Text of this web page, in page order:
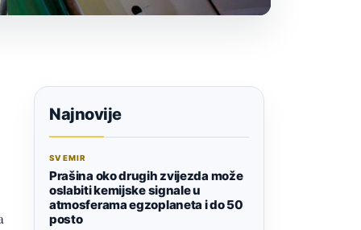
Najnovije
SVEMIR
Prašina oko drugih zvijezda može
oslabiti kemijske signale u
atmosferama egzoplaneta i do 50
posto